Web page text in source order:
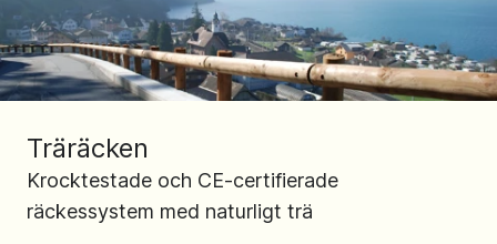
Träräcken
Krocktestade och CE-certifierade
räckessystem med naturligt trä